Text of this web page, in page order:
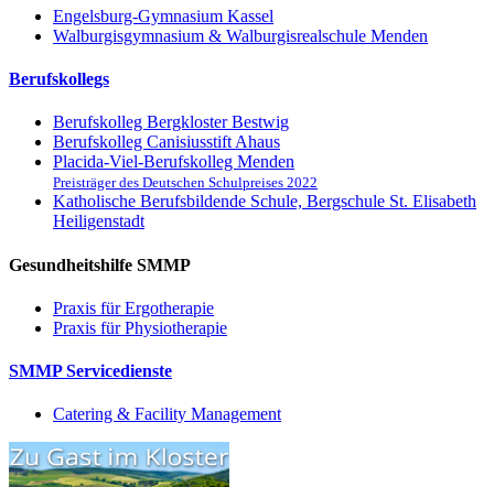
Engelsburg-Gymnasium Kassel
Walburgisgymnasium & Walburgisrealschule Menden
Berufskollegs
Berufskolleg Bergkloster Bestwig
Berufskolleg Canisiusstift Ahaus
Placida-Viel-Berufskolleg Menden
Preisträger des Deutschen Schulpreises 2022
Katholische Berufsbildende Schule, Bergschule St. Elisabeth
Heiligenstadt
Gesundheitshilfe SMMP
Praxis für Ergo­therapie
Praxis für Physio­therapie
SMMP Servicedienste
Catering & Facility Management